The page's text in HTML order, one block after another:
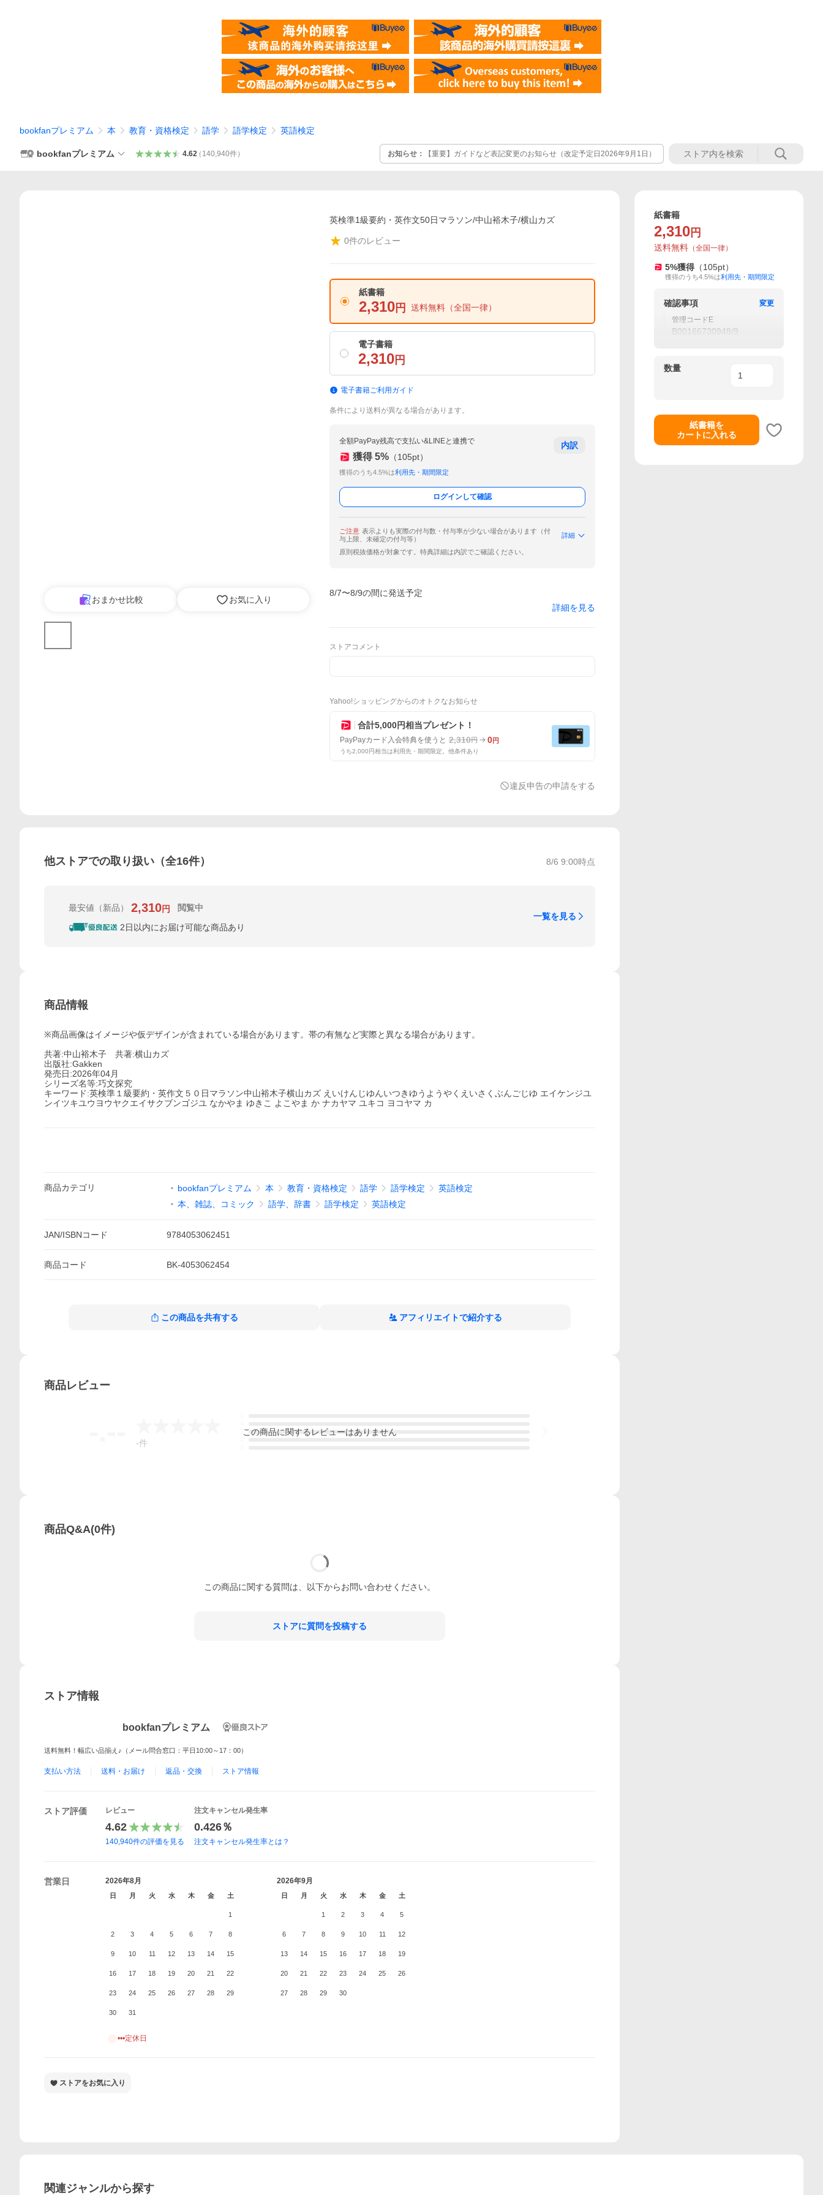
bookfanプレミアム 本 教育・資格検定 語学 語学検定 英語検定
bookfanプレミアム 4.62（ 140,940件） お知らせ： 【重要】ガイドなど表記変更のお知らせ（改定予定日2026年9月1日）
おまかせ比較 お気に入り
英検準1級要約・英作文50日マラソン/中山裕木子/横山カズ
0件のレビュー
紙書籍
2,310 円 送料無料 （全国一律）
電子書籍
2,310 円
電子書籍ご利用ガイド
条件により送料が異なる場合があります。
全額PayPay残高で支払い&LINEと連携で
獲得 5% （105pt）
獲得のうち4.5%は利用先・期間限定
内訳
ログインして確認
ご注意 表示よりも実際の付与数・付与率が少ない場合があります（付
与上限、未確定の付与等）
詳細
原則税抜価格が対象です。特典詳細は内訳でご確認ください。
8/7〜8/9の間に発送予定
詳細を見る
ストアコメント
Yahoo!ショッピングからのオトクなお知らせ
合計5,000円相当プレゼント！
PayPayカード入会特典を使うと 2,310円 0円
うち2,000円相当は利用先・期間限定。他条件あり
違反申告の申請をする
他ストアでの取り扱い（全16件） 8/6 9:00時点
最安値 （新品） 2,310円
閲覧中
2日以内にお届け可能な商品あり
一覧を見る
商品情報
※商品画像はイメージや仮デザインが含まれている場合があります。帯の有無など実際と異なる場合があります。
共著:中山裕木子 共著:横山カズ
出版社:Gakken
発売日:2026年04月
シリーズ名等:巧文探究
キーワード:英検準１級要約・英作文５０日マラソン中山裕木子横山カズ えいけんじゆんいつきゆうようやくえいさくぶんごじゆ エイケンジユ
ンイツキユウヨウヤクエイサクブンゴジユ なかやま ゆきこ よこやま か ナカヤマ ユキコ ヨコヤマ カ
商品カテゴリ bookfanプレミアム 本 教育・資格検定 語学 語学検定
英語検定
本、雑誌、コミック
語学、辞書 語学検定 英語検定
JAN/ISBNコード 9784053062451
商品コード BK-4053062454
この商品を共有する アフィリエイトで紹介する
商品レビュー
-件
この商品に関するレビューはありません
商品Q&A(0件)
この商品に関する質問は、以下からお問い合わせください。
ストアに質問を投稿する
ストア情報
bookfanプレミアム
送料無料！幅広い品揃え♪（メール問合窓口：平日10:00～17：00）
支払い方法 送料・お届け 返品・交換 ストア情報
ストア評価 レビュー
4.62
140,940件の評価を見る
注文キャンセル発生率
0.426％
注文キャンセル発生率とは？
営業日 2026年8月
日 月 火 水 木 金 土
1
2 3 4 5 6 7 8
9 10 11 12 13 14 15
16 17 18 19 20 21 22
23 24 25 26 27 28 29
30 31
2026年9月
日 月 火 水 木 金 土
1 2 3 4 5
6 7 8 9 10 11 12
13 14 15 16 17 18 19
20 21 22 23 24 25 26
27 28 29 30
•••定休日
ストアをお気に入り
紙書籍
2,310 円
送料無料 （全国一律）
5%獲得 （105pt）
獲得のうち4.5%は利用先・期間限定
確認事項
変更
管理コードE
B00166730948/9
数量
紙書籍を
カートに入れる
関連ジャンルから探す